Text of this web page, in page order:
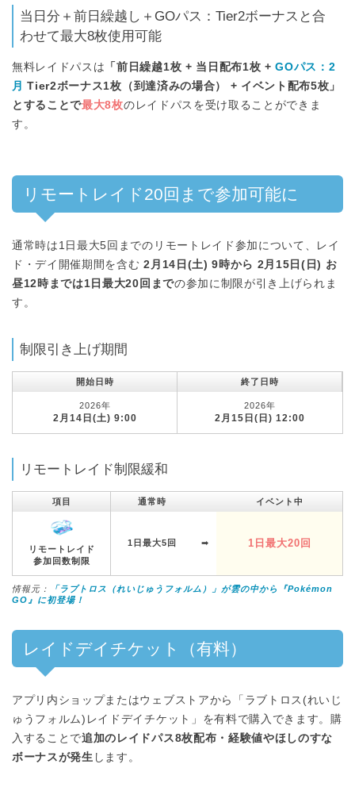
当日分＋前日繰越し＋GOパス：Tier2ボーナスと合
わせて最大8枚使用可能
無料レイドパスは 「前日繰越1枚 + 当日配布1枚 +GOパス：2
月 Tier2ボーナス1枚（到達済みの場合） + イベント配布5枚」
とすることで最大8枚のレイドパスを受け取ることができま
す。
リモートレイド20回まで参加可能に
通常時は1日最大5回までのリモートレイド参加について、レイ
ド・デイ開催期間を含む2月14日(土) 9時から 2月15日(日) お
昼12時までは1日最大20回までの参加に制限が引き上げられま
す。
制限引き上げ期間
開始日時 終了日時
2026年
2月14日(土) 9:00
2026年
2月15日(日) 12:00
リモートレイド制限緩和
項目 通常時 イベント中
リモートレイド
参加回数制限
1日最大5回 ➡︎ 1日最大20回
情報元：
「ラブトロス（れいじゅうフォルム）」が雲の中から『Pokémon
GO』に初登場！
レイドデイチケット（有料）
アプリ内ショップまたはウェブストアから「ラブトロス(れいじ
ゅうフォルム)レイドデイチケット」を有料で購入できます。購
入することで追加のレイドパス8枚配布・経験値やほしのすな
ボーナスが発生 します。